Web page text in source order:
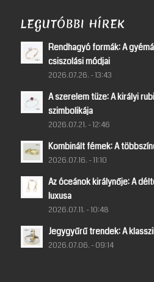
LEGUTÓBBI HÍREK
Rendhagyó formák: A
csiszolási módjai
2026.07.26. - 13:43
A szerelem tüze: A királyi
szimbolikája
2026.07.21. - 12:46
Kombinált fémek: A
2026.07.16. - 11:10
Az óceánok királynője: A
luxusa
2026.07.11. - 10:48
Jegygyűrű trendek: A
2026.07.06. - 09:14